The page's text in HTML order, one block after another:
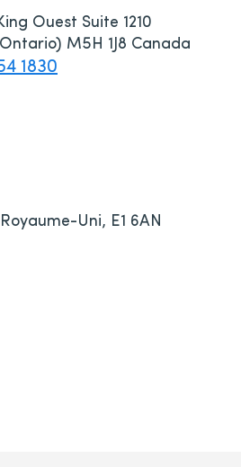
Ouest Suite 1210
M5H 1J8 Canada
1830
Uni, E1 6AN